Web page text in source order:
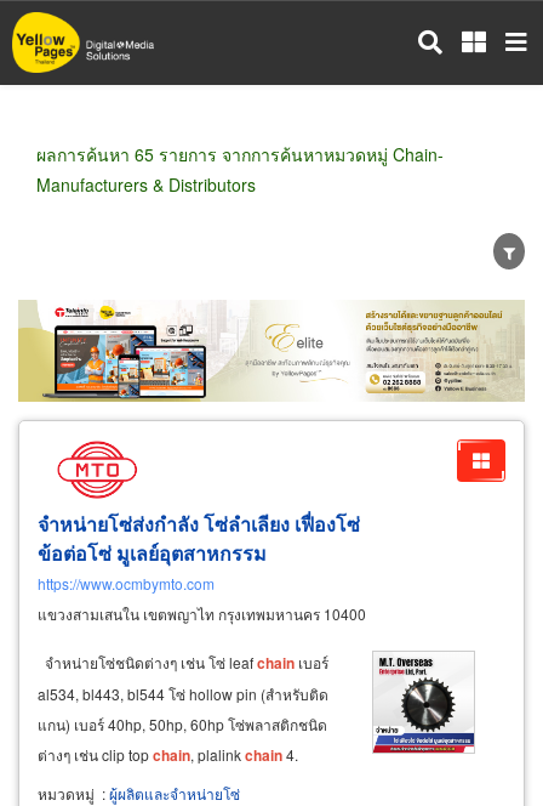
ข้าม
ไป
ผลการค้นหา 65 รายการ จากการค้นหาหมวดหมู่ Chain-
Manufacturers & Distributors
ขายส่ง ขายปลีก ผู้ผลิต
ตัวแทนจัดจำหน่าย
ผู้ส่งออก/นำเข้า
ธุรกิจบริการ
จำหน่ายโซ่ส่งกำลัง โซ่ลำเลียง เฟื่องโซ่
ข้อต่อโซ่ มูเลย์อุตสาหกรรม
https://www.ocmbymto.com
แขวงสามเสนใน เขตพญาไท กรุงเทพมหานคร 10400
จำหน่ายโซ่ชนิดต่างๆ เช่น โซ่ leafchain เบอร์
al534, bl443, bl544 โซ่ hollow pin (สำหรับติด
แกน) เบอร์ 40hp, 50hp, 60hp โซ่พลาสติกชนิด
ต่างๆ เช่น clip topchain, plalinkchain4.
หมวดหมู่ :ผู้ผลิตและจำหน่ายโซ่